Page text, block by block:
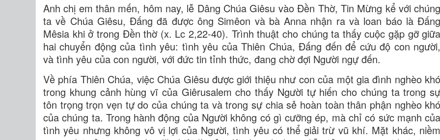
Anh chị em thân mến, hôm nay, lễ Dâng Chúa Giêsu vào Đền Thờ, Tin Mừng kể với chúng
ta về Chúa Giêsu, Đấng đã được ông Simêon và bà Anna nhận ra và loan báo là Đấng
Mêsia khi ở trong Đền thờ (x. Lc 2,22-40). Trình thuật cho chúng ta thấy cuộc gặp gỡ giữa
hai chuyển động của tình yêu: tình yêu của Thiên Chúa, Đấng đến để cứu độ con người,
và tình yêu của con người, với đức tin tỉnh thức, đang chờ đợi Người ngự đến.
Về phía Thiên Chúa, việc Chúa Giêsu được giới thiệu như con của một gia đình nghèo khó
trong khung cảnh hùng vĩ của Giêrusalem cho thấy Người tự hiến cho chúng ta trong sự
tôn trọng trọn vẹn tự do của chúng ta và trong sự chia sẻ hoàn toàn thân phận nghèo khó
của chúng ta. Trong hành động của Người không có gì cưỡng ép, mà chỉ có sức mạnh của
tình yêu nhưng không vô vị lợi của Người, tình yêu có thể giải trừ vũ khí. Mặt khác, niềm